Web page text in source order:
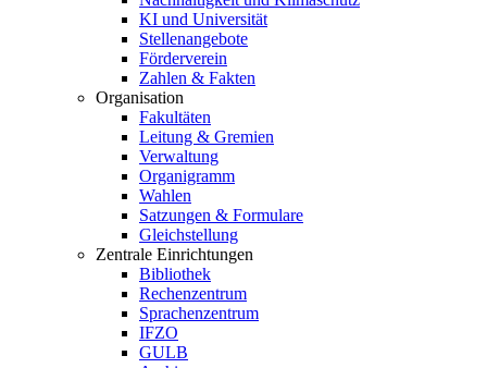
KI und Universität
Stellenangebote
Förderverein
Zahlen & Fakten
Organisation
Fakultäten
Leitung & Gremien
Verwaltung
Organigramm
Wahlen
Satzungen & Formulare
Gleichstellung
Zentrale Einrichtungen
Bibliothek
Rechenzentrum
Sprachenzentrum
IFZO
GULB